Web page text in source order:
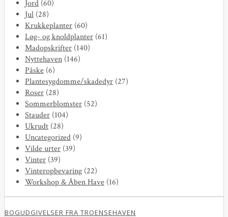
Jord (60)
Jul (28)
Krukkeplanter (60)
Løg- og knoldplanter (61)
Madopskrifter (140)
Nyttehaven (146)
Påske (6)
Plantesygdomme/skadedyr (27)
Roser (28)
Sommerblomster (52)
Stauder (104)
Ukrudt (28)
Uncategorized (9)
Vilde urter (39)
Vinter (39)
Vinteropbevaring (22)
Workshop & Åben Have (16)
BOGUDGIVELSER FRA TROENSEHAVEN